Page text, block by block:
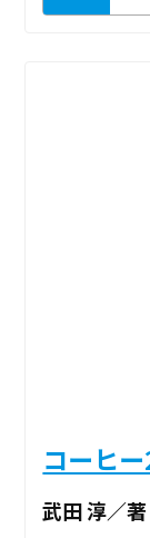
コーヒ
武田 淳／著